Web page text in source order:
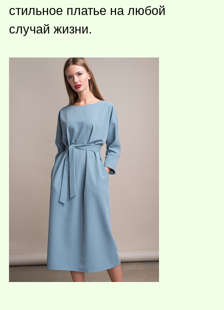
стильное платье на любой
случай жизни.